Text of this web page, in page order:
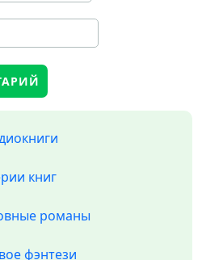
книг
романы
фэнтези